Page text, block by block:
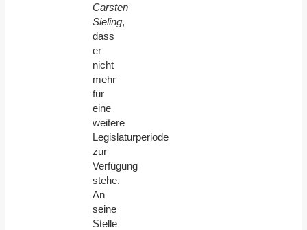
Carsten
Sieling,
dass
er
nicht
mehr
für
eine
weitere
Legislaturperiode
zur
Verfügung
stehe.
An
seine
Stelle